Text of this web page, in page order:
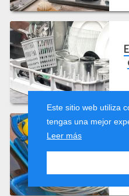
Este sitio web utiliza
tengas una mejor
Leer más